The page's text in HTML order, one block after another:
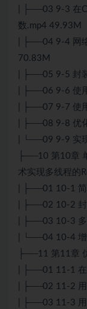
| ├──03 9-3 在
数.mp4 49.93M
| ├──04 9-4 网
70.83M
| ├──05 9-5 封
| ├──06 9-6 使
| ├──07 9-7 使
| ├──08 9-8 优
| └──09 9-9 实
├──10 第10章
术实现多线程的
| ├──01 10-1
| ├──02 10-2
| ├──03 10-3
| └──04 10-4
├──11 第11章
| ├──01 11-1
| ├──02 11-2
| ├──03 11-3